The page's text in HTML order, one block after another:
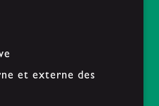
et externe des